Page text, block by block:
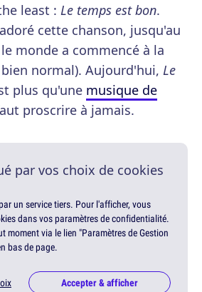
least : Le temps est bon.
cette chanson, jusqu'au
monde a commencé à la
normal). Aujourd'hui, Le
plus qu'une musique de
proscrire à jamais.
par vos choix de cookies
un service tiers. Pour l'afficher, vous
dans vos paramètres de confidentialité.
moment via le lien "Paramètres de Gestion
bas de page.
Accepter & afficher